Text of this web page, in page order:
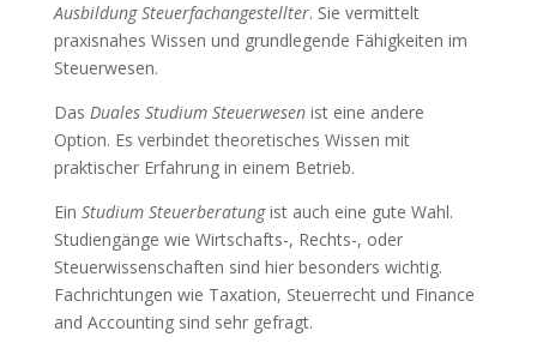
Ausbildung Steuerfachangestellter. Sie vermittelt
praxisnahes Wissen und grundlegende Fähigkeiten im
Steuerwesen.
Das Duales Studium Steuerwesenist eine andere
Option. Es verbindet theoretisches Wissen mit
praktischer Erfahrung in einem Betrieb.
Ein Studium Steuerberatungist auch eine gute Wahl.
Studiengänge wie Wirtschafts-, Rechts-, oder
Steuerwissenschaften sind hier besonders wichtig.
Fachrichtungen wie Taxation, Steuerrecht und Finance
and Accounting sind sehr gefragt.